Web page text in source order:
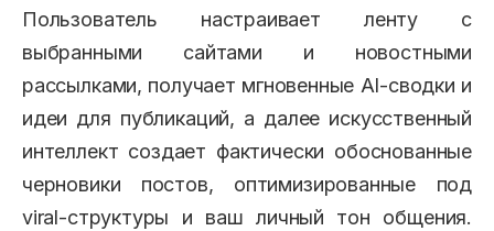
Пользователь настраивает ленту с
выбранными сайтами и новостными
рассылками, получает мгновенные AI-сводки и
идеи для публикаций, а далее искусственный
интеллект создает фактически обоснованные
черновики постов, оптимизированные под
viral-структуры и ваш личный тон общения.